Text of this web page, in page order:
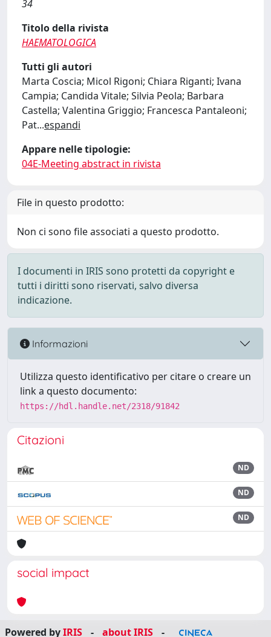
34
Titolo della rivista
HAEMATOLOGICA
Tutti gli autori
Marta Coscia; Micol Rigoni; Chiara Riganti; Ivana
Campia; Candida Vitale; Silvia Peola; Barbara
Castella; Valentina Griggio; Francesca Pantaleoni;
Pat...espandi
Appare nelle tipologie:
04E-Meeting abstract in rivista
File in questo prodotto:
Non ci sono file associati a questo prodotto.
I documenti in IRIS sono protetti da copyright e
tutti i diritti sono riservati, salvo diversa
indicazione.
Informazioni
Utilizza questo identificativo per citare o creare un
link a questo documento:
https://hdl.handle.net/2318/91842
Citazioni
ND
ND
ND
social impact
Powered byIRIS - about IRIS -